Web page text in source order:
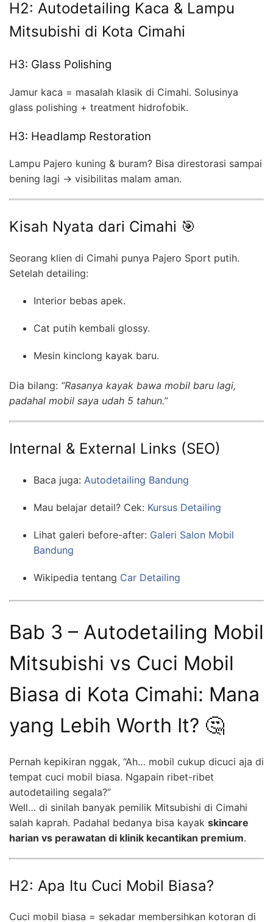
H2: Autodetailing Kaca & Lampu
Mitsubishi di Kota Cimahi
H3: Glass Polishing
Jamur kaca = masalah klasik di Cimahi. Solusinya
glass polishing + treatment hidrofobik.
H3: Headlamp Restoration
Lampu Pajero kuning & buram? Bisa direstorasi sampai
bening lagi → visibilitas malam aman.
Kisah Nyata dari Cimahi 🎯
Seorang klien di Cimahi punya Pajero Sport putih.
Setelah detailing:
Interior bebas apek.
Cat putih kembali glossy.
Mesin kinclong kayak baru.
Dia bilang: “Rasanya kayak bawa mobil baru lagi,
padahal mobil saya udah 5 tahun.”
Internal & External Links (SEO)
Baca juga: Autodetailing Bandung
Mau belajar detail? Cek: Kursus Detailing
Lihat galeri before-after: Galeri Salon Mobil
Bandung
Wikipedia tentang Car Detailing
Bab 3 – Autodetailing Mobil
Mitsubishi vs Cuci Mobil
Biasa di Kota Cimahi: Mana
yang Lebih Worth It? 🤔
Pernah kepikiran nggak, “Ah… mobil cukup dicuci aja di
tempat cuci mobil biasa. Ngapain ribet-ribet
autodetailing segala?”
Well… di sinilah banyak pemilik Mitsubishi di Cimahi
salah kaprah. Padahal bedanya bisa kayak skincare
harian vs perawatan di klinik kecantikan premium.
H2: Apa Itu Cuci Mobil Biasa?
Cuci mobil biasa = sekadar membersihkan kotoran di